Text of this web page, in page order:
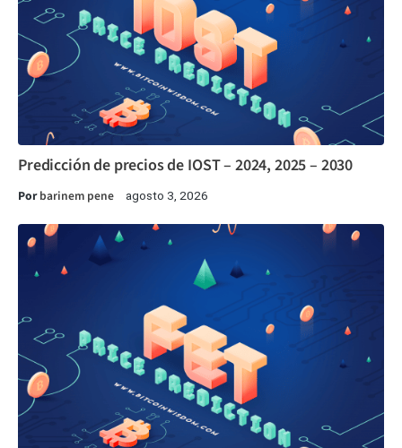
Predicción de precios de IOST – 2024, 2025 – 2030
Porbarinem pene agosto 3, 2026